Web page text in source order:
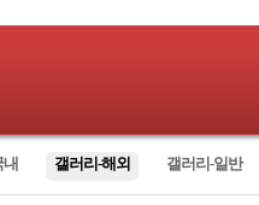
갤러리-해외 갤러리-일반